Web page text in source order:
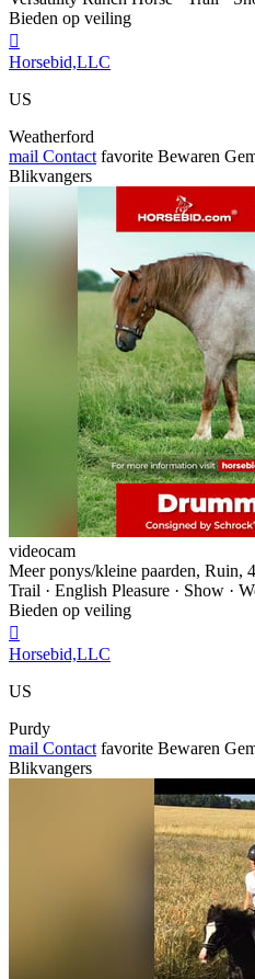
Bieden op veiling

Horsebid,LLC
US
Weatherford
mail Contact favorite Bewaren
Blikvangers
videocam
Meer ponys/kleine paarden, Ruin,
Trail · English Pleasure · Show ·
Bieden op veiling

Horsebid,LLC
US
Purdy
mail Contact favorite Bewaren
Blikvangers